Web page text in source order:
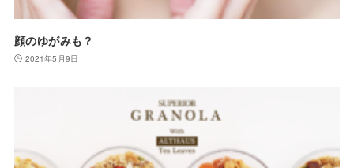
顔のゆがみも？
2021年5月9日